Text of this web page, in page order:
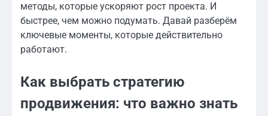
методы, которые ускоряют рост проекта. И
быстрее, чем можно подумать. Давай разберём
ключевые моменты, которые действительно
работают.
Как выбрать стратегию
продвижения: что важно знать